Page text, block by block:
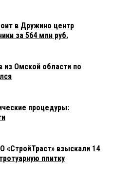
в Дружино центр
за 564 млн руб.
из Омской области по
процедуры:
«СтройТраст» взыскали 14
плитку